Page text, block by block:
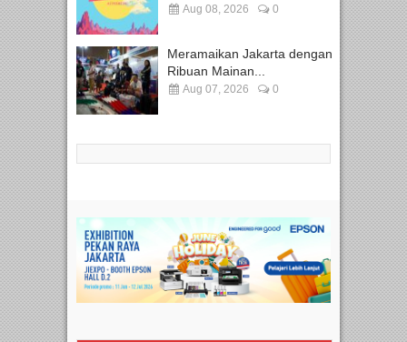
Aug 08, 2026 0
Meramaikan Jakarta dengan
Ribuan Mainan...
Aug 07, 2026 0